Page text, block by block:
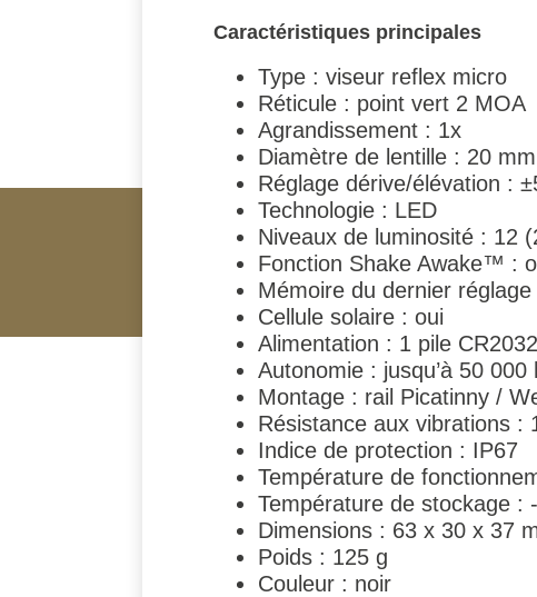
Caractéristiques principales
Type : viseur reflex micro
Réticule : point vert 2 MOA
Agrandissement : 1x
Diamètre de lentille : 20 mm
Réglage dérive/élévation :
Technologie : LED
Niveaux de luminosité : 12
Fonction Shake Awake™ :
Mémoire du dernier réglage
Cellule solaire : oui
Alimentation : 1 pile CR2032
Autonomie : jusqu’à 50 000
Montage : rail Picatinny /
Résistance aux vibrations :
Indice de protection : IP67
Température de
Température de stockage :
Dimensions : 63 x 30 x 37
Poids : 125 g
Couleur : noir